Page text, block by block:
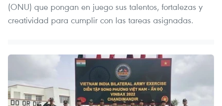
(ONU) que pongan en juego sus talentos, fortalezas y
creatividad para cumplir con las tareas asignadas.